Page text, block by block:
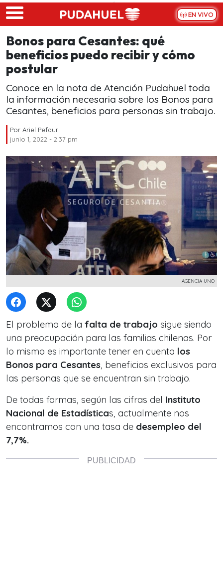
Skip to main content
EN VIVO
Bonos para Cesantes: qué
beneficios puedo recibir y cómo
postular
Conoce en la nota de Atención Pudahuel toda
la información necesaria sobre los Bonos para
Cesantes, beneficios para personas sin trabajo.
Por Ariel Pefaur
junio 1, 2022 - 2:37 pm
AGENCIA UNO
El problema de la falta de trabajo sigue siendo
una preocupación para las familias chilenas. Por
lo mismo es importante tener en cuenta los
Bonos para Cesantes, beneficios exclusivos para
las personas que se encuentran sin trabajo.
De todas formas, según las cifras del Instituto
Nacional de Estadísticas, actualmente nos
encontramos con una tasa de desempleo del
7,7%.